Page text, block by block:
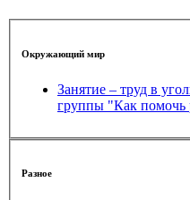
Окружающий мир
Занятие – труд в
группы "Как помочь
Разное